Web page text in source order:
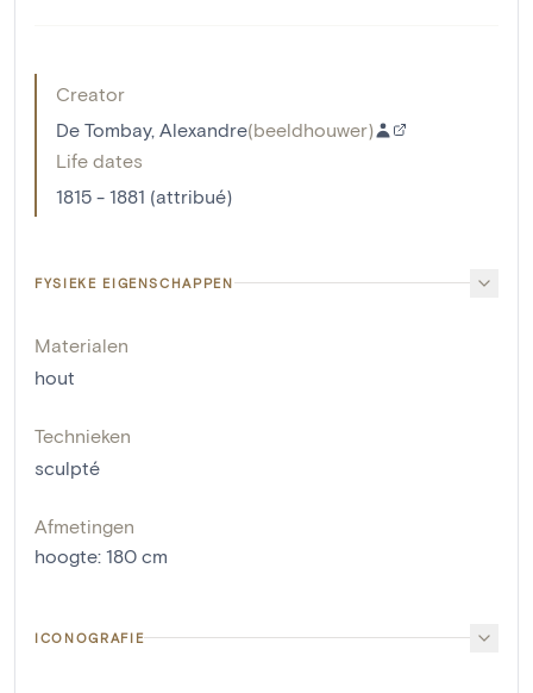
Creator
De Tombay, Alexandre(beeldhouwer)
Life dates
1815 - 1881 (attribué)
FYSIEKE EIGENSCHAPPEN
Materialen
hout
Technieken
sculpté
Afmetingen
hoogte: 180 cm
ICONOGRAFIE